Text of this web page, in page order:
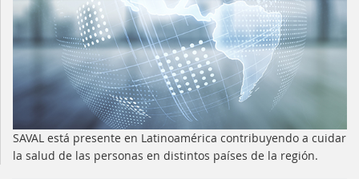
SAVAL está presente en Latinoamérica contribuyendo a cuidar
la salud de las personas en distintos países de la región.